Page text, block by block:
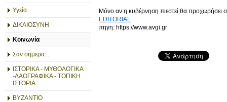
Υγεία
ΔΙΚΑΙΟΣΥΝΗ
Κοινωνία
Σαν σημερα...
ΙΣΤΟΡΙΚΑ - ΜΥΘΟΛΟΓΙΚΑ
-ΛΑΟΓΡΑΦΙΚΑ - ΤΟΠΙΚΗ
ΙΣΤΟΡΙΑ
ΒΥΖΑΝΤΙΟ
Μόνο αν η κυβέρνηση πιεστεί θα προχωρήσει
EDITORIAL
πηγη: https://www.avgi.gr